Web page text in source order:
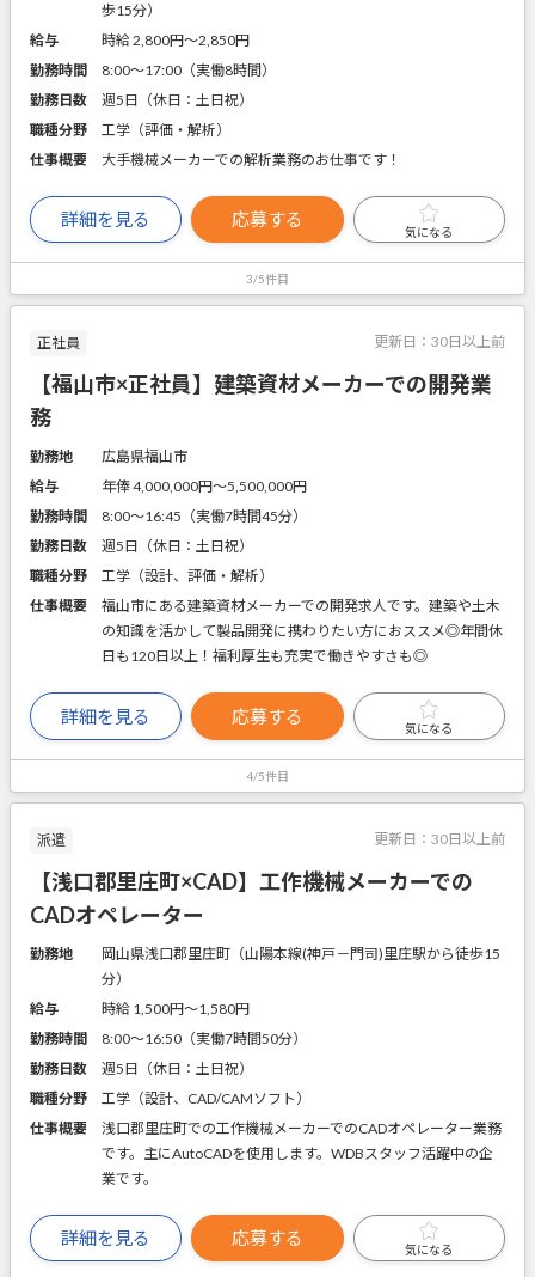
歩15分）
給与
時給 2,800円〜2,850円
勤務時間
8:00～17:00（実働8時間）
勤務日数
週5日（休日：土日祝）
職種分野
工学（評価・解析）
仕事概要
大手機械メーカーでの解析業務のお仕事です！
詳細を見る 応募する
気になる
3/5件目
正社員 更新日： 30日以上前
【福山市×正社員】建築資材メーカーでの開発業
務
勤務地
広島県福山市
給与
年俸 4,000,000円〜5,500,000円
勤務時間
8:00～16:45（実働7時間45分）
勤務日数
週5日（休日：土日祝）
職種分野
工学（設計、評価・解析）
仕事概要
福山市にある建築資材メーカーでの開発求人です。建築や土木
の知識を活かして製品開発に携わりたい方におススメ◎年間休
日も120日以上！福利厚生も充実で働きやすさも◎
詳細を見る 応募する
気になる
4/5件目
派遣 更新日： 30日以上前
【浅口郡里庄町×CAD】工作機械メーカーでの
CADオペレーター
勤務地
岡山県浅口郡里庄町（山陽本線(神戸－門司)里庄駅から徒歩15
分）
給与
時給 1,500円〜1,580円
勤務時間
8:00～16:50（実働7時間50分）
勤務日数
週5日（休日：土日祝）
職種分野
工学（設計、CAD/CAMソフト）
仕事概要
浅口郡里庄町での工作機械メーカーでのCADオペレーター業務
です。主にAutoCADを使用します。WDBスタッフ活躍中の企
業です。
詳細を見る 応募する
気になる